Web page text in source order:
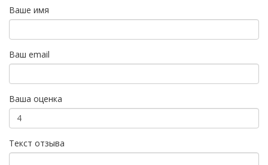
Ваше имя
Ваш email
Ваша оценка
Текст отзыва